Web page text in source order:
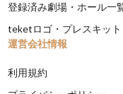
登録済み劇場・ホール一
teketロゴ・プレスキット
運営会社情報
利用規約